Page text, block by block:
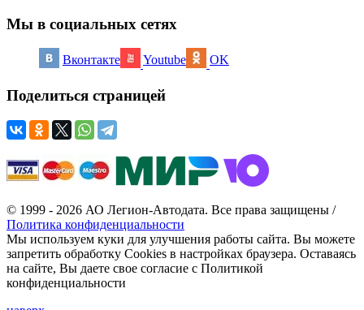
Мы в социальных сетях
Вконтакте Youtube OK
Поделиться страницей
© 1999 - 2026 АО Легион-Автодата. Все права защищены /
Политика конфиденциальности
Мы используем куки для улучшения работы сайта. Вы можете
запретить обработку Cookies в настройках браузера. Оставаясь
на сайте, Вы даете свое согласие с Политикой
конфиденциальности